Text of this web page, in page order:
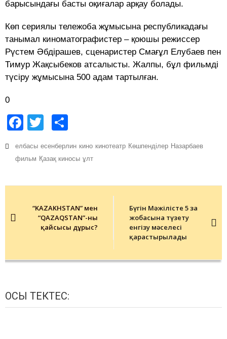
барысындағы басты оқиғалар арқау болады.
Көп сериялы тележоба жұмысына республикадағы
танымал киноматографистер – қоюшы режиссер
Рүстем Әбдірашев, сценаристер Смағұл Елубаев пен
Тимур Жақсыбеков атсалысты. Жалпы, бұл фильмді
түсіру жұмысына 500 адам тартылған.
0
Facebook
Twitter
елбасы есенберлин кино кинотеатр Көшпенділер Назарбаев
фильм Қазақ киносы ұлт
navigation
“KAZAKHSTAN” мен
“QAZAQSTAN”-ның
қайсысы дұрыс?
Бүгін Мәжілісте 5 заң
жобасына түзету
енгізу мәселесі
қарастырылады
ОСЫ ТЕКТЕС: